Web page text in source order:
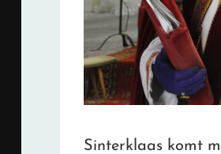
Sinterklaas komt